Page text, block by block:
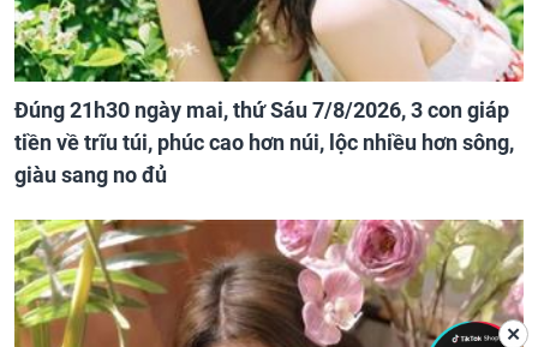
Đúng 21h30 ngày mai, thứ Sáu 7/8/2026, 3 con giáp
tiền về trĩu túi, phúc cao hơn núi, lộc nhiều hơn sông,
giàu sang no đủ
✕